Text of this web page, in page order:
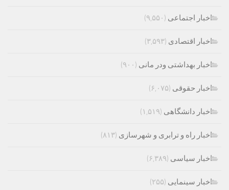
اخبار اجتماعی (۹,۵۵۰)
اخبار اقتصادی (۳,۵۹۳)
اخبار بهداشتی ودر مانی (۹۰۰)
اخبار حقوقی (۶,۰۷۵)
اخبار دانشگاهی (۱,۵۱۹)
اخبار راه و ترابری و شهرسازی (۸۱۳)
اخبار سیاسی (۶,۳۸۹)
اخبار سینمایی (۲۵۵)